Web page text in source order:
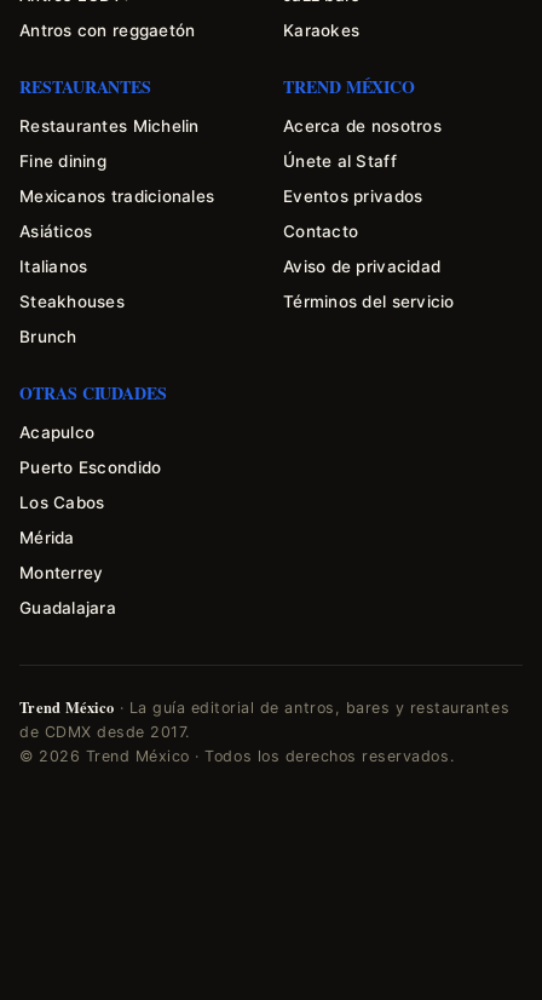
Antros con reggaetón
Karaokes
RESTAURANTES
Restaurantes Michelin
Fine dining
Mexicanos tradicionales
Asiáticos
Italianos
Steakhouses
Brunch
TREND MÉXICO
Acerca de nosotros
Únete al Staff
Eventos privados
Contacto
Aviso de privacidad
Términos del servicio
OTRAS CIUDADES
Acapulco
Puerto Escondido
Los Cabos
Mérida
Monterrey
Guadalajara
Trend México · La guía editorial de antros, bares y restaurantes
de CDMX desde 2017.
© 2026 Trend México · Todos los derechos reservados.